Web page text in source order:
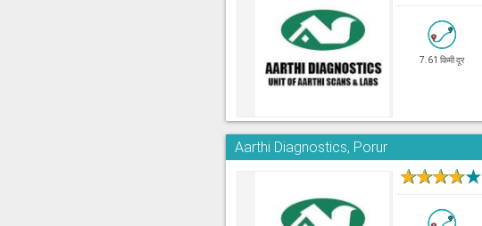
7.61 किमी दूर
Aarthi Diagnostics, Porur
★★★★★